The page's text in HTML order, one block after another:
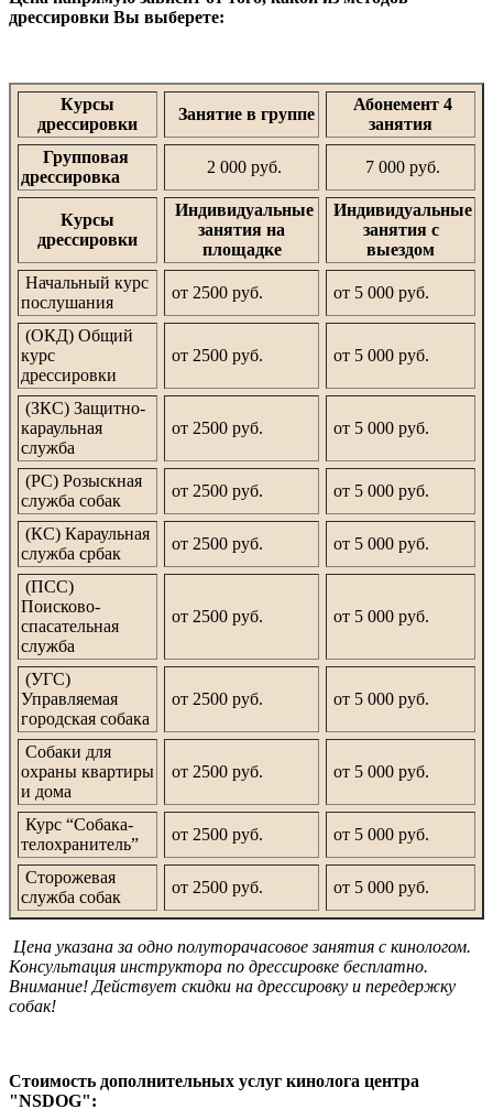
дрессировки Вы выберете:
Курсы
дрессировки
Занятие в группе
Абонемент 4
занятия
Групповая
дрессировка
2 000 руб. 7 000 руб.
Курсы
дрессировки
Индивидуальные
занятия на
площадке
Индивидуальные
занятия с
выездом
Начальный курс
послушания
от 2500 руб. от 5 000 руб.
(ОКД) Общий
курс
дрессировки
от 2500 руб. от 5 000 руб.
(ЗКС) Защитно-
караульная
служба
от 2500 руб. от 5 000 руб.
(РС) Розыскная
служба собак
от 2500 руб. от 5 000 руб.
(КС) Караульная
служба србак
от 2500 руб. от 5 000 руб.
(ПСС)
Поисково-
спасательная
служба
от 2500 руб. от 5 000 руб.
(УГС)
Управляемая
городская собака
от 2500 руб. от 5 000 руб.
Собаки для
охраны квартиры
и дома
от 2500 руб. от 5 000 руб.
Курс “Собака-
телохранитель”
от 2500 руб. от 5 000 руб.
Сторожевая
служба собак
от 2500 руб. от 5 000 руб.
Цена указана за одно полуторачасовое занятия с кинологом.
Консультация инструктора по дрессировке бесплатно.
Внимание! Действует скидки на дрессировку и передержку
собак!
Стоимость дополнительных услуг кинолога центра
"NSDOG":